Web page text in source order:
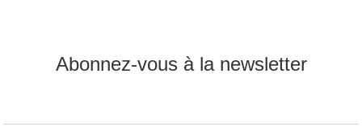
Abonnez-vous à la newsletter